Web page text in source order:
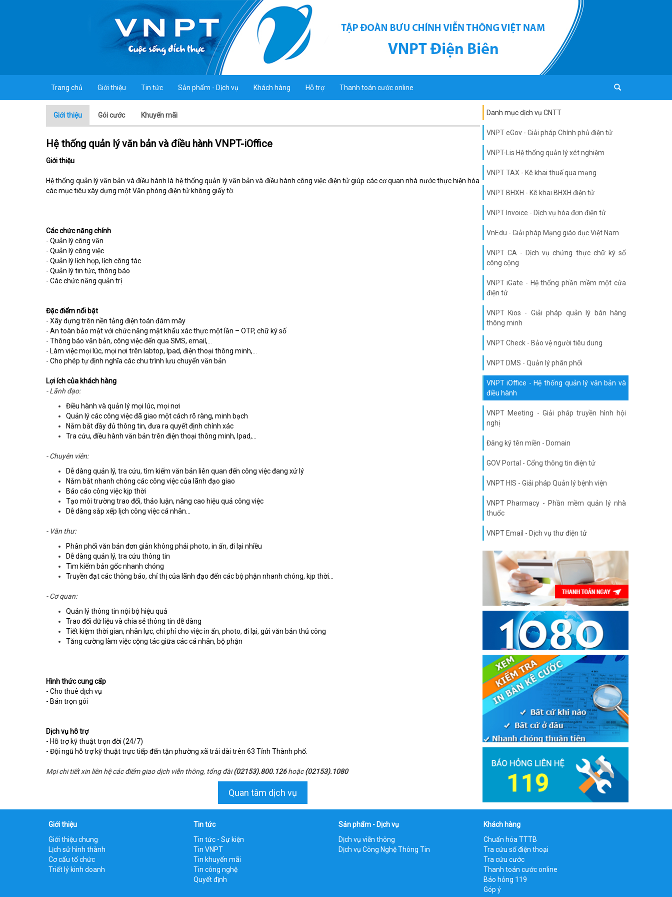
Trang chủ Giới thiệu Tin tức Sản phẩm - Dịch vụ Khách hàng Hỗ trợ Thanh toán cước online
Giới thiệu Gói cước Khuyến mãi
Hệ thống quản lý văn bản và điều hành VNPT-iOffice
Giới thiệu
Hệ thống quản lý văn bản và điều hành là hệ thống quản lý văn bản và điều hành công việc điện tử giúp các cơ quan nhà nước thực hiện hóa
các mục tiêu xây dựng một Văn phòng điện tử không giấy tờ.
Các chức năng chính
- Quản lý công văn
- Quản lý công việc
- Quản lý lịch họp, lịch công tác
- Quản lý tin tức, thông báo
- Các chức năng quản trị
Đặc điểm nổi bật
- Xây dựng trên nền tảng điện toán đám mây
- An toàn bảo mật với chức năng mật khẩu xác thực một lần – OTP, chữ ký số
- Thông báo văn bản, công việc đến qua SMS, email,…
- Làm việc mọi lúc, mọi nơi trên labtop, Ipad, điện thoại thông minh,…
- Cho phép tự định nghĩa các chu trình lưu chuyển văn bản
Lợi ích của khách hàng
- Lãnh đạo:
Điều hành và quản lý mọi lúc, mọi nơi
Quản lý các công việc đã giao một cách rõ ràng, minh bạch
Nắm bắt đầy đủ thông tin, đưa ra quyết định chính xác
Tra cứu, điều hành văn bản trên điện thoại thông minh, Ipad,…
- Chuyên viên:
Dễ dàng quản lý, tra cứu, tìm kiếm văn bản liên quan đến công việc đang xử lý
Nắm bắt nhanh chóng các công việc của lãnh đạo giao
Báo cáo công việc kịp thời
Tạo môi trường trao đổi, thảo luận, nâng cao hiệu quả công việc
Dễ dàng sắp xếp lịch công việc cá nhân...
- Văn thư:
Phân phối văn bản đơn giản không phải photo, in ấn, đi lại nhiều
Dễ dàng quản lý, tra cứu thông tin
Tìm kiếm bản gốc nhanh chóng
Truyền đạt các thông báo, chỉ thị của lãnh đạo đến các bộ phận nhanh chóng, kịp thời...
- Cơ quan:
Quản lý thông tin nội bộ hiệu quả
Trao đổi dữ liệu và chia sẻ thông tin dễ dàng
Tiết kiệm thời gian, nhân lực, chi phí cho việc in ấn, photo, đi lại, gửi văn bản thủ công
Tăng cường làm việc cộng tác giữa các cá nhân, bộ phận
Hình thức cung cấp
- Cho thuê dịch vụ
- Bán trọn gói
Dịch vụ hỗ trợ
- Hỗ trợ kỹ thuật trọn đời (24/7)
- Đội ngũ hỗ trợ kỹ thuật trực tiếp đến tận phường xã trải dài trên 63 Tỉnh Thành phố.
Mọi chi tiết xin liên hệ các điểm giao dịch viễn thông, tổng đài(02153).800.126hoặc(02153).1080
Quan tâm dịch vụ
Danh mục dịch vụ CNTT
VNPT eGov - Giải pháp Chính phủ điện tử
VNPT-Lis Hệ thống quản lý xét nghiệm
VNPT TAX - Kê khai thuế qua mạng
VNPT BHXH - Kê khai BHXH điện tử
VNPT Invoice - Dịch vụ hóa đơn điện tử
VnEdu - Giải pháp Mạng giáo dục Việt Nam
VNPT CA - Dịch vụ chứng thực chữ ký số
công cộng
VNPT iGate - Hệ thống phần mềm một cửa
điện tử
VNPT Kios - Giải pháp quản lý bán hàng
thông minh
VNPT Check - Bảo vệ người tiêu dung
VNPT DMS - Quản lý phân phối
VNPT iOffice - Hệ thống quản lý văn bản và
điều hành
VNPT Meeting - Giải pháp truyền hình hội
nghị
Đăng ký tên miền - Domain
GOV Portal - Cổng thông tin điện tử
VNPT HIS - Giải pháp Quản lý bệnh viện
VNPT Pharmacy - Phần mềm quản lý nhà
thuốc
VNPT Email - Dịch vụ thư điện tử
Giới thiệu
Giới thiệu chung
Lịch sử hình thành
Cơ cấu tổ chức
Triết lý kinh doanh
Tin tức
Tin tức - Sự kiện
Tin VNPT
Tin khuyến mãi
Tin công nghệ
Quyết định
Sản phẩm - Dịch vụ
Dịch vụ viễn thông
Dịch vụ Công Nghệ Thông Tin
Khách hàng
Chuẩn hóa TTTB
Tra cứu số điện thoại
Tra cứu cước
Thanh toán cước online
Báo hỏng 119
Góp ý